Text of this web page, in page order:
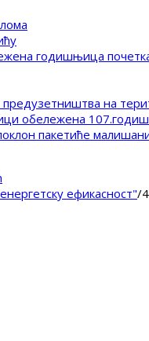
годишњица
на
обележена
пакетиће
ефикасност"/4